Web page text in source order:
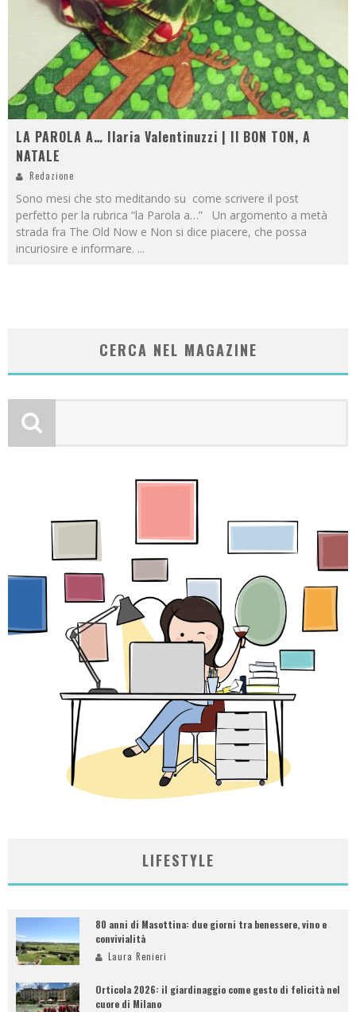
LA PAROLA A… Ilaria Valentinuzzi | Il BON TON, A
NATALE
Redazione
Sono mesi che sto meditando su come scrivere il post
perfetto per la rubrica “la Parola a…” Un argomento a metà
strada fra The Old Now e Non si dice piacere, che possa
incuriosire e informare. ...
CERCA NEL MAGAZINE
LIFESTYLE
80 anni di Masottina: due giorni tra benessere, vino e
convivialità
Laura Renieri
Orticola 2026: il giardinaggio come gesto di felicità nel
cuore di Milano